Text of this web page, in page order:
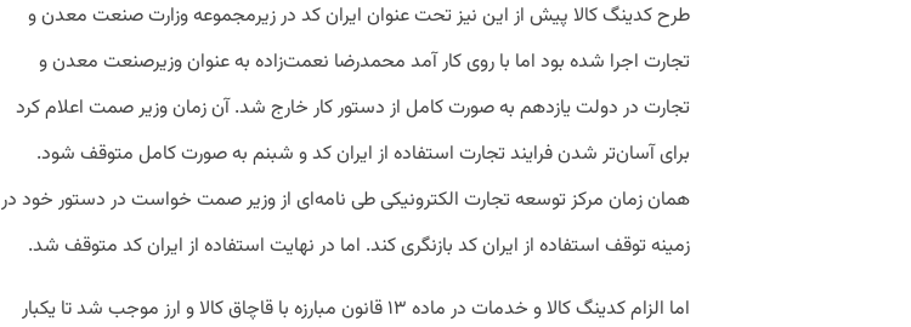
طرح کدینگ کالا پیش از این نیز تحت عنوان ایران کد در زیرمجموعه وزارت صنعت معدن و
تجارت اجرا شده بود اما با روی کار آمد محمدرضا نعمت‌زاده به عنوان وزیرصنعت معدن و
تجارت در دولت یازدهم به صورت کامل از دستور کار خارج شد. آن زمان وزیر صمت اعلام کرد
برای آسان‌تر شدن فرایند تجارت استفاده از ایران کد و شبنم به صورت کامل متوقف شود.
همان زمان مرکز توسعه تجارت الکترونیکی طی نامه‌ای از وزیر صمت خواست در دستور خود در
زمینه توقف استفاده از ایران کد بازنگری کند. اما در نهایت استفاده از ایران کد متوقف شد.
اما الزام کدینگ کالا و خدمات در ماده ۱۳ قانون مبارزه با قاچاق کالا و ارز موجب شد تا یکبار